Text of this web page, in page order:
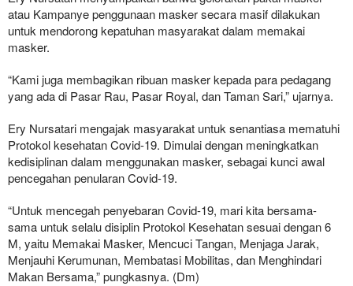
atau Kampanye penggunaan masker secara masif dilakukan
untuk mendorong kepatuhan masyarakat dalam memakai
masker.
“Kami juga membagikan ribuan masker kepada para pedagang
yang ada di Pasar Rau, Pasar Royal, dan Taman Sari,” ujarnya.
Ery Nursatari mengajak masyarakat untuk senantiasa mematuhi
Protokol kesehatan Covid-19. Dimulai dengan meningkatkan
kedisiplinan dalam menggunakan masker, sebagai kunci awal
pencegahan penularan Covid-19.
“Untuk mencegah penyebaran Covid-19, mari kita bersama-
sama untuk selalu disiplin Protokol Kesehatan sesuai dengan 6
M, yaitu Memakai Masker, Mencuci Tangan, Menjaga Jarak,
Menjauhi Kerumunan, Membatasi Mobilitas, dan Menghindari
Makan Bersama,” pungkasnya. (Dm)